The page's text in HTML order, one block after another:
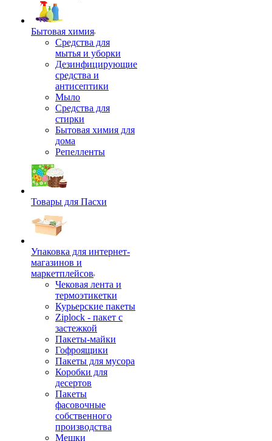
Бытовая химия
Средства для
мытья и уборки
Дезинфицирующие
средства и
антисептики
Мыло
Средства для
стирки
Бытовая химия для
дома
Репелленты
Товары для Пасхи
Упаковка для интернет-
магазинов и
маркетплейсов
Чековая лента и
термоэтикетки
Курьерские пакеты
Ziplock - пакет с
застежкой
Пакеты-майки
Гофроящики
Пакеты для мусора
Коробки для
десертов
Пакеты
фасовочные
собственного
производства
Мешки